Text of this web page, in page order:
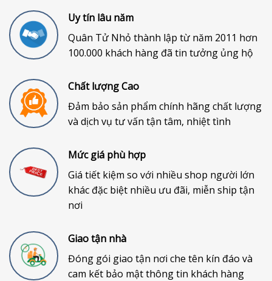
Uy tín lâu năm
Quân Tử Nhỏ thành lập từ năm 2011 hơn
100.000 khách hàng đã tin tưởng ủng hộ
Chất lượng Cao
Đảm bảo sản phẩm chính hãng chất lượng
và dịch vụ tư vấn tận tâm, nhiệt tình
Mức giá phù hợp
Giá tiết kiệm so với nhiều shop người lớn
khác đặc biệt nhiều ưu đãi, miễn ship tận
nơi
Giao tận nhà
Đóng gói giao tận nơi che tên kín đáo và
cam kết bảo mật thông tin khách hàng